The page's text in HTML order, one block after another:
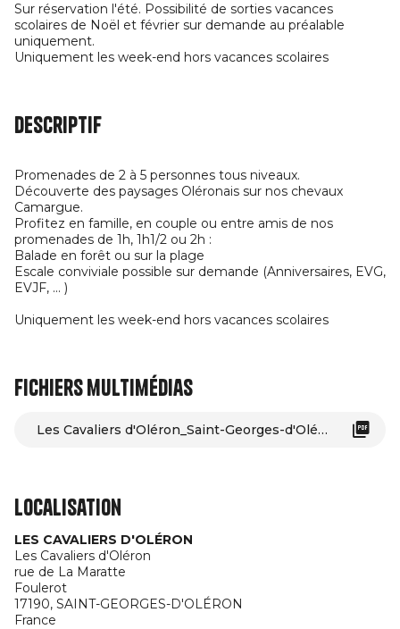
Sur réservation l'été. Possibilité de sorties vacances
scolaires de Noël et février sur demande au préalable
uniquement.
Uniquement les week-end hors vacances scolaires
Descriptif
Promenades de 2 à 5 personnes tous niveaux.
Découverte des paysages Oléronais sur nos chevaux
Camargue.
Profitez en famille, en couple ou entre amis de nos
promenades de 1h, 1h1/2 ou 2h :
Balade en forêt ou sur la plage
Escale conviviale possible sur demande (Anniversaires, EVG,
EVJF, ... )
Uniquement les week-end hors vacances scolaires
Fichiers multimédias
Les Cavaliers d'Oléron_Saint-Georges-d'Oléron
Localisation
LES CAVALIERS D'OLÉRON
Les Cavaliers d'Oléron
rue de La Maratte
Foulerot
17190, SAINT-GEORGES-D'OLÉRON
France